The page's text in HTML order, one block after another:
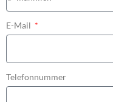
E-Mail
Telefonnummer